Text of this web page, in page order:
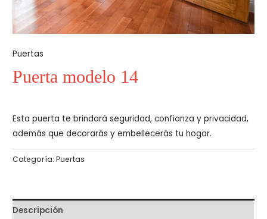
Puertas
Puerta modelo 14
Esta puerta te brindará seguridad, confianza y privacidad,
además que decorarás y embellecerás tu hogar.
Categoría:Puertas
Descripción